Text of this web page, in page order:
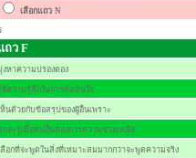
เลือกแถว N
ถว F
งหาความปรองดอง
ช้ความรู้สึกในการตัดสินใจ
ห็นด้วยกับข้อสรุปของผู้อื่นเพราะ
กจะรู้เมื่อคนอื่นต้องการความช่วยเหลือ
ลือกที่จะพูดในสิ่งที่เหมาะสมมากกว่าจะพูดความจริง